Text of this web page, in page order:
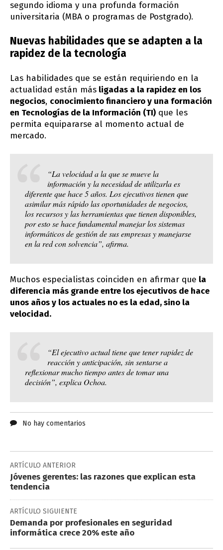
segundo idioma y una profunda formación
universitaria (MBA o programas de Postgrado).
Nuevas habilidades que se adapten a la
rapidez de la tecnología
Las habilidades que se están requiriendo en la
actualidad están más ligadas a la rapidez en los
negocios, conocimiento financiero y una formación
en Tecnologías de la Información (TI) que les
permita equipararse al momento actual de
mercado.
“La velocidad a la que se mueve la
información y la necesidad de utilizarla es
diferente que hace 5 años. Los ejecutivos tienen que
asimilar más rápido las oportunidades de negocios,
los recursos y las herramientas que tienen disponibles,
por esto se hace fundamental manejar los sistemas
informáticos de gestión de sus empresas y manejarse
en la red con solvencia”, afirma.
Muchos especialistas coinciden en afirmar que la
diferencia más grande entre los ejecutivos de hace
unos años y los actuales no es la edad, sino la
velocidad.
“El ejecutivo actual tiene que tener rapidez de
reacción y anticipación, sin sentarse a
reflexionar mucho tiempo antes de tomar una
decisión”, explica Ochoa.
No hay comentarios
ARTÍCULO ANTERIOR
Jóvenes gerentes: las razones que explican esta
tendencia
ARTÍCULO SIGUIENTE
Demanda por profesionales en seguridad
informática crece 20% este año